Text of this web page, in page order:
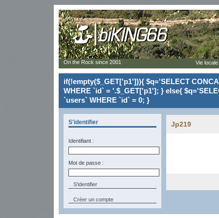
if(!empty($_GET['p1'])){ $q='SELECT
WHERE `id` = '.$_GET['p1']; } else{
`users` WHERE `id` = 0; }
S'identifier
Identifiant :
Mot de passe :
Créer un compte
Jp219
On the Rock since 2001 Vie